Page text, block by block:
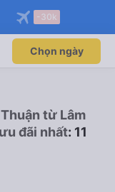
-30k
Chọn ngày
từ Lâm
đãi nhất: 11